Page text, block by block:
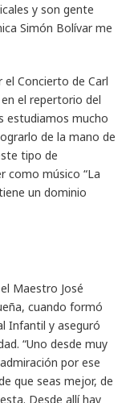
y son gente
Simón Bolívar me
Concierto de Carl
el repertorio del
estudiamos mucho
de la mano de
tipo de
como músico “La
un dominio
Maestro José
cuando formó
Infantil y aseguró
“Uno desde muy
por ese
que seas mejor, de
Desde allí hay